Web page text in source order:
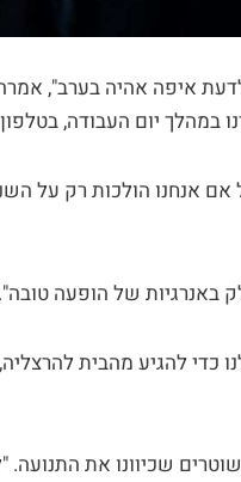
יום העבודה,
אנחנו הולכות רק על
באנרגיות של הופעה טובה".
כדי להגיע מהבית
שכיוונו את